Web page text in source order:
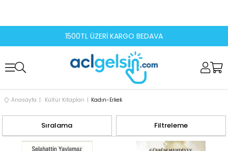
1500TL ÜZERİ KARGO BEDAVA
Anasayfa Kültür Kitapları Kadın-Erkek
Filtreleme
Sıralama